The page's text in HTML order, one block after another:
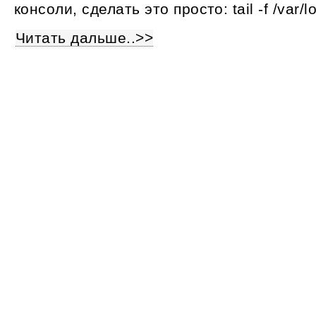
консоли, сделать это просто: tail -f /var/
Читать дальше..>>